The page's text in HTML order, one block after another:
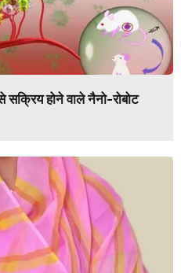
होने वाले नैनो-रोबोट